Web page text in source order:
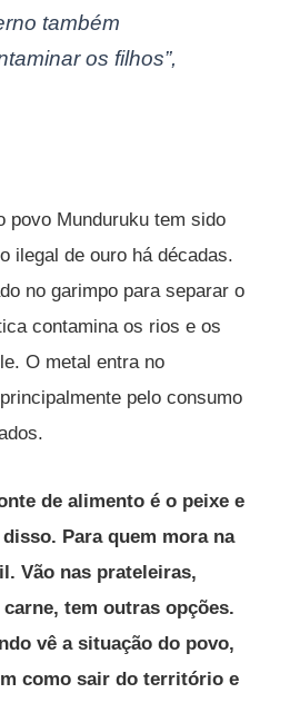
também
os filhos”,
povo Munduruku tem sido
ilegal de ouro há décadas.
no garimpo para separar o
contamina os rios e os
O metal entra no
pelo consumo
de alimento é o peixe e
Para quem mora na
Vão nas prateleiras,
tem outras opções.
vê a situação do povo,
como sair do território e